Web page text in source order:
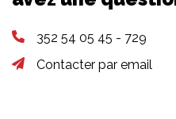
352 54 05 45 - 729
Contacter par email